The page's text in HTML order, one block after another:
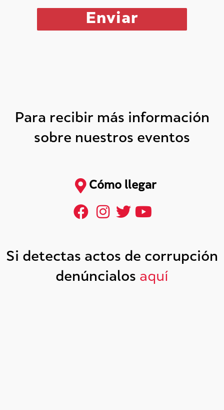
Para recibir más información
sobre nuestros eventos
Cómo llegar
Si detectas actos de corrupción
denúncialos aquí